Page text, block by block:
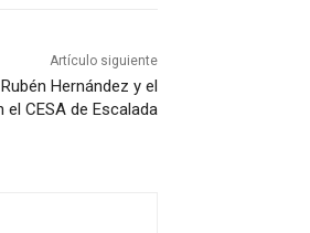
Artículo siguiente
Hernández y el
CESA de Escalada